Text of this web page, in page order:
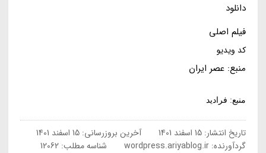
دانلود
فیلم اصلی
کد ویدیو
منبع: عصر ایران
منبع: فرادید
تاریخ انتشار:15 اسفند 1401 آخرین بروزرسانی:15 اسفند 1401
گردآورنده:wordpress.ariyablog.ir شناسه مطلب: 12062